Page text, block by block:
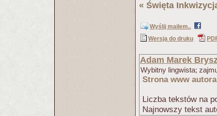
« Święta
Wyślij mailem..
Wersja do druku
Adam Marek
Wybitny lingwista;
Strona www autora
Liczba tekstów na
Najnowszy tekst